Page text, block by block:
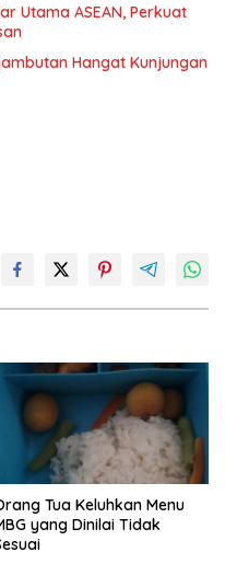
Utama ASEAN, Perkuat
Hangat Kunjungan
Tua Keluhkan Menu
yang Dinilai Tidak